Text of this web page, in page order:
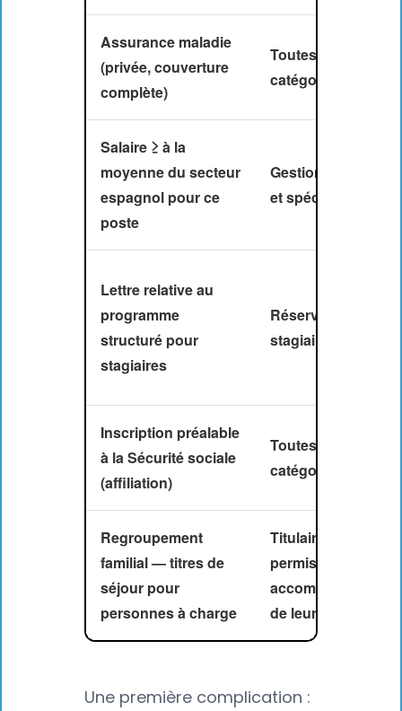
Assurance maladie
(privée, couverture
complète)
Toutes les
catégories
Salaire ≥ à la
moyenne du secteur
espagnol pour ce
poste
Gestionnaires
et spécialistes
Lettre relative au
programme
structuré pour
stagiaires
Réservé aux
stagiaires
Inscription préalable
à la Sécurité sociale
(affiliation)
Toutes les
catégories
Regroupement
familial — titres de
séjour pour
personnes à charge
Titulaires d'un
permis
accompagnés
de leur famille
Une première complication :